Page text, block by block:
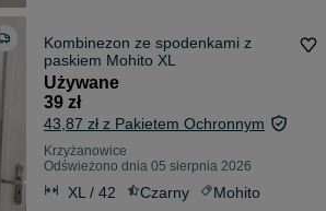
Kombinezon ze spodenkami z
paskiem Mohito XL
Używane
39 zł
43,87 zł z Pakietem Ochronnym
Krzyżanowice
Odświeżono dnia 05 sierpnia 2026
XL / 42 Czarny Mohito